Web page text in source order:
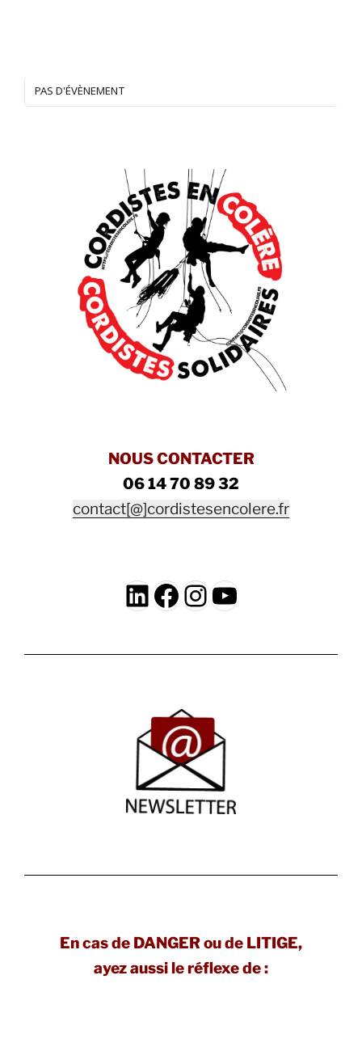
PAS D'ÉVÈNEMENT
NOUS CONTACTER
06 14 70 89 32
contact[@]cordistesencolere.fr
LinkedIn
Facebook
Instagram
YouTube
En cas de DANGER ou de LITIGE,
ayez aussi le réflexe de :